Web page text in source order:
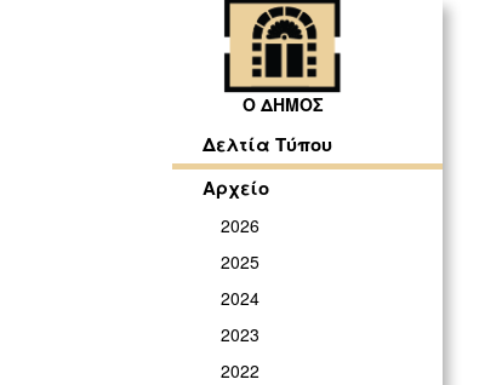
Ο ΔΗΜΟΣ
Δελτία Τύπου
Αρχείο
2026
2025
2024
2023
2022